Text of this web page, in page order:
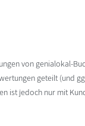
von genialokal-
geteilt (und
ist jedoch nur mit